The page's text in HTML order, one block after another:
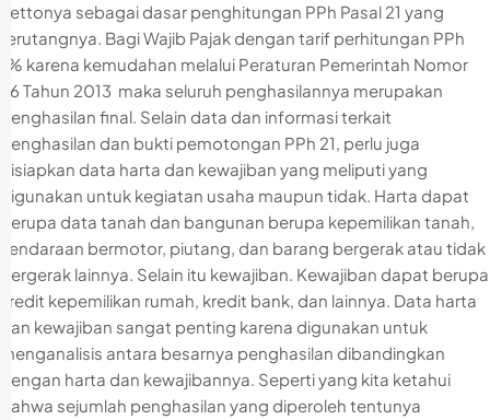
nettonya sebagai dasar penghitungan PPh Pasal 21 yang
terutangnya. Bagi Wajib Pajak dengan tarif perhitungan PPh
1% karena kemudahan melalui Peraturan Pemerintah Nomor
46 Tahun 2013 maka seluruh penghasilannya merupakan
penghasilan final. Selain data dan informasi terkait
penghasilan dan bukti pemotongan PPh 21, perlu juga
disiapkan data harta dan kewajiban yang meliputi yang
digunakan untuk kegiatan usaha maupun tidak. Harta dapat
berupa data tanah dan bangunan berupa kepemilikan tanah,
kendaraan bermotor, piutang, dan barang bergerak atau tidak
bergerak lainnya. Selain itu kewajiban. Kewajiban dapat berupa
kredit kepemilikan rumah, kredit bank, dan lainnya. Data harta
dan kewajiban sangat penting karena digunakan untuk
menganalisis antara besarnya penghasilan dibandingkan
dengan harta dan kewajibannya. Seperti yang kita ketahui
bahwa sejumlah penghasilan yang diperoleh tentunya